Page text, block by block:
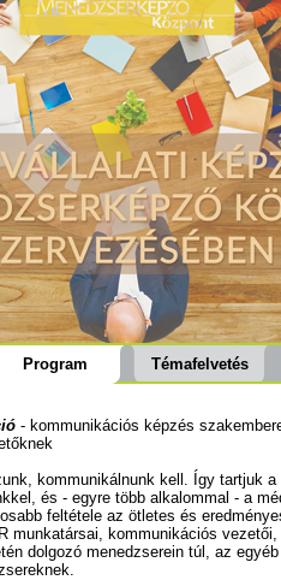
Program Témafelvetés
- kommunikációs képzés
kommunikálnunk kell. Így tartjuk
és - egyre több alkalommal - a
feltétele az ötletes és
munkatársai, kommunikációs
dolgozó menedzserein túl, az